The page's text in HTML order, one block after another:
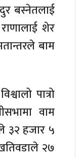
बस्नेतलाई
शेर
बाम
पात्रो
वाम
३२ हजार ५
२७